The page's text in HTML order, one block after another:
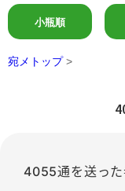
小瓶順
宛メトップ >
4055通を送った